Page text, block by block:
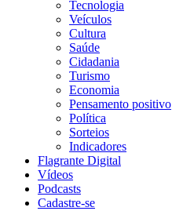
Tecnologia
Veículos
Cultura
Saúde
Cidadania
Turismo
Economia
Pensamento positivo
Política
Sorteios
Indicadores
Flagrante Digital
Vídeos
Podcasts
Cadastre-se